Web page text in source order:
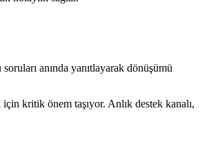
anında yanıtlayarak dönüşümü
kritik önem taşıyor. Anlık destek kanalı,